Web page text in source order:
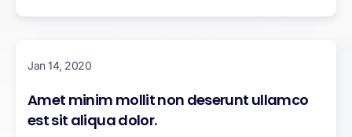
Jan 14, 2020
Amet minim mollit non deserunt ullamco
est sit aliqua dolor.